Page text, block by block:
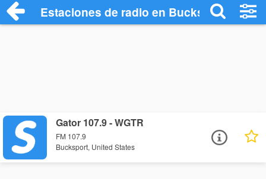
Estaciones de radio en Bucksport -
Gator 107.9 - WGTR
FM 107.9
Bucksport, United States